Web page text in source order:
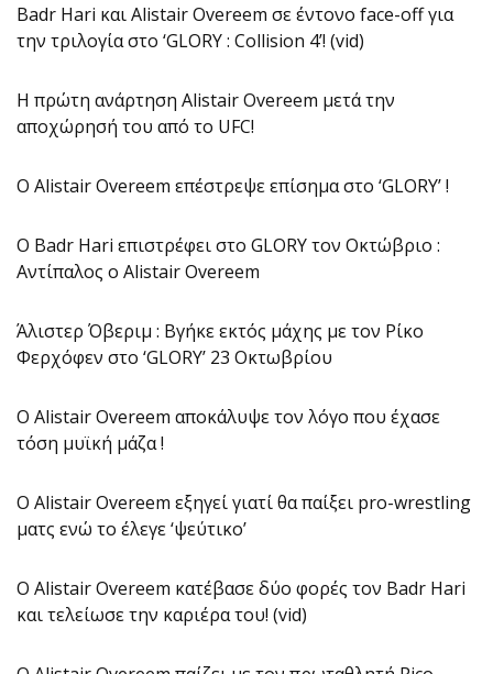
Badr Hari και Alistair Overeem σε έντονο face-off για
την τριλογία στο ‘GLORY : Collision 4’! (vid)
H πρώτη ανάρτηση Alistair Overeem μετά την
αποχώρησή του από το UFC!
O Alistair Overeem επέστρεψε επίσημα στο ‘GLORY’ !
O Badr Hari επιστρέφει στο GLORY τον Οκτώβριο :
Αντίπαλος ο Alistair Overeem
Άλιστερ Όβεριμ : Βγήκε εκτός μάχης με τον Ρίκο
Φερχόφεν στο ‘GLORY’ 23 Οκτωβρίου
Ο Alistair Overeem αποκάλυψε τον λόγο που έχασε
τόση μυϊκή μάζα !
Ο Alistair Overeem εξηγεί γιατί θα παίξει pro-wrestling
ματς ενώ το έλεγε ‘ψεύτικο’
Ο Alistair Overeem κατέβασε δύο φορές τον Badr Hari
και τελείωσε την καριέρα του! (vid)